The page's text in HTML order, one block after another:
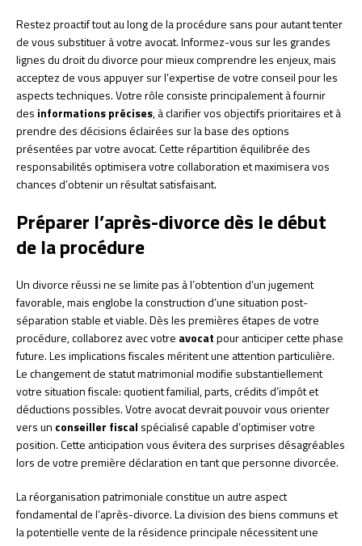
Restez proactif tout au long de la procédure sans pour autant tenter
de vous substituer à votre avocat. Informez-vous sur les grandes
lignes du droit du divorce pour mieux comprendre les enjeux, mais
acceptez de vous appuyer sur l’expertise de votre conseil pour les
aspects techniques. Votre rôle consiste principalement à fournir
des informations précises, à clarifier vos objectifs prioritaires et à
prendre des décisions éclairées sur la base des options
présentées par votre avocat. Cette répartition équilibrée des
responsabilités optimisera votre collaboration et maximisera vos
chances d’obtenir un résultat satisfaisant.
Préparer l’après-divorce dès le début
de la procédure
Un divorce réussi ne se limite pas à l’obtention d’un jugement
favorable, mais englobe la construction d’une situation post-
séparation stable et viable. Dès les premières étapes de votre
procédure, collaborez avec votre avocatpour anticiper cette phase
future. Les implications fiscales méritent une attention particulière.
Le changement de statut matrimonial modifie substantiellement
votre situation fiscale: quotient familial, parts, crédits d’impôt et
déductions possibles. Votre avocat devrait pouvoir vous orienter
vers un conseiller fiscal spécialisé capable d’optimiser votre
position. Cette anticipation vous évitera des surprises désagréables
lors de votre première déclaration en tant que personne divorcée.
La réorganisation patrimoniale constitue un autre aspect
fondamental de l’après-divorce. La division des biens communs et
la potentielle vente de la résidence principale nécessitent une